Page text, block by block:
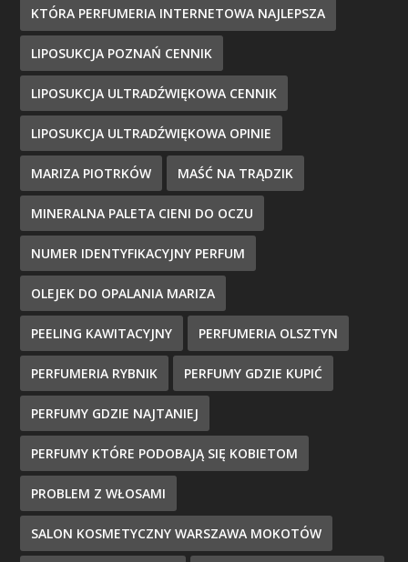
KTÓRA PERFUMERIA INTERNETOWA NAJLEPSZA
LIPOSUKCJA POZNAŃ CENNIK
LIPOSUKCJA ULTRADŹWIĘKOWA CENNIK
LIPOSUKCJA ULTRADŹWIĘKOWA OPINIE
MARIZA PIOTRKÓW MAŚĆ NA TRĄDZIK
MINERALNA PALETA CIENI DO OCZU
NUMER IDENTYFIKACYJNY PERFUM
OLEJEK DO OPALANIA MARIZA
PEELING KAWITACYJNY PERFUMERIA OLSZTYN
PERFUMERIA RYBNIK PERFUMY GDZIE KUPIĆ
PERFUMY GDZIE NAJTANIEJ
PERFUMY KTÓRE PODOBAJĄ SIĘ KOBIETOM
PROBLEM Z WŁOSAMI
SALON KOSMETYCZNY WARSZAWA MOKOTÓW